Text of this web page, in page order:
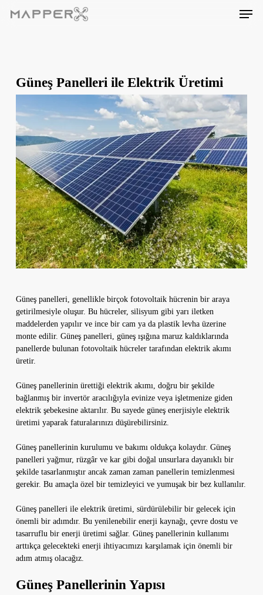
Menu
Güneş Panelleri ile Elektrik Üretimi
Güneş panelleri, genellikle birçok fotovoltaik hücrenin bir araya
getirilmesiyle oluşur. Bu hücreler, silisyum gibi yarı iletken
maddelerden yapılır ve ince bir cam ya da plastik levha üzerine
monte edilir. Güneş panelleri, güneş ışığına maruz kaldıklarında
panellerde bulunan fotovoltaik hücreler tarafından elektrik akımı
üretir.
Güneş panellerinin ürettiği elektrik akımı, doğru bir şekilde
bağlanmış bir invertör aracılığıyla evinize veya işletmenize giden
elektrik şebekesine aktarılır. Bu sayede güneş enerjisiyle elektrik
üretimi yaparak faturalarınızı düşürebilirsiniz.
Güneş panellerinin kurulumu ve bakımı oldukça kolaydır. Güneş
panelleri yağmur, rüzgâr ve kar gibi doğal unsurlara dayanıklı bir
şekilde tasarlanmıştır ancak zaman zaman panellerin temizlenmesi
gerekir. Bu amaçla özel bir temizleyici ve yumuşak bir bez kullanılır.
Güneş panelleri ile elektrik üretimi, sürdürülebilir bir gelecek için
önemli bir adımdır. Bu yenilenebilir enerji kaynağı, çevre dostu ve
tasarruflu bir enerji üretimi sağlar. Güneş panellerinin kullanımı
arttıkça gelecekteki enerji ihtiyacımızı karşılamak için önemli bir
adım atmış olacağız.
Güneş Panellerinin Yapısı